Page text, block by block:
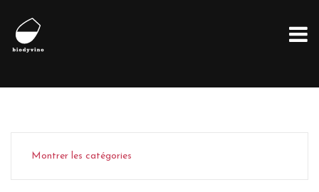
Montrer les catégories